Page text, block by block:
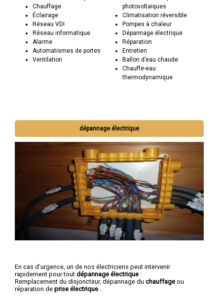
Chauffage
Éclairage
Réseau VDI
Réseau informatique
Alarme
Automatismes de portes
Ventilation
photovoltaïques
Climatisation réversible
Pompes à chaleur
Dépannage électrique
Réparation
Entretien
Ballon d’eau chaude
Chauffe-eau
thermodynamique
dépannage électrique
En cas d’urgence, un de nos électriciens peut intervenir
rapidement pour tout dépannage électrique :
Remplacement du disjoncteur, dépannage du chauffage ou
réparation de prise électrique